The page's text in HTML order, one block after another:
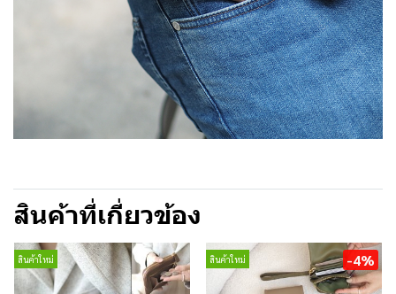
สินค้าที่เกี่ยวข้อง
สินค้าใหม่ สินค้าใหม่ -4%